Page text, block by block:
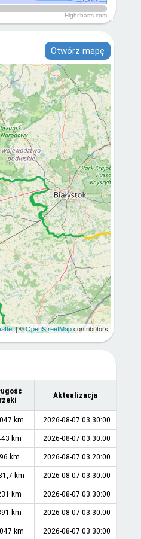
Highcharts.com
Otwórz mapę
| ©OpenStreetMapcontributors
rzeki
Aktualizacja
km 2026-08-07 03:30:00
km 2026-08-07 03:30:00
96 km 2026-08-07 03:20:00
km 2026-08-07 03:30:00
km 2026-08-07 03:30:00
km 2026-08-07 03:30:00
km 2026-08-07 03:30:00